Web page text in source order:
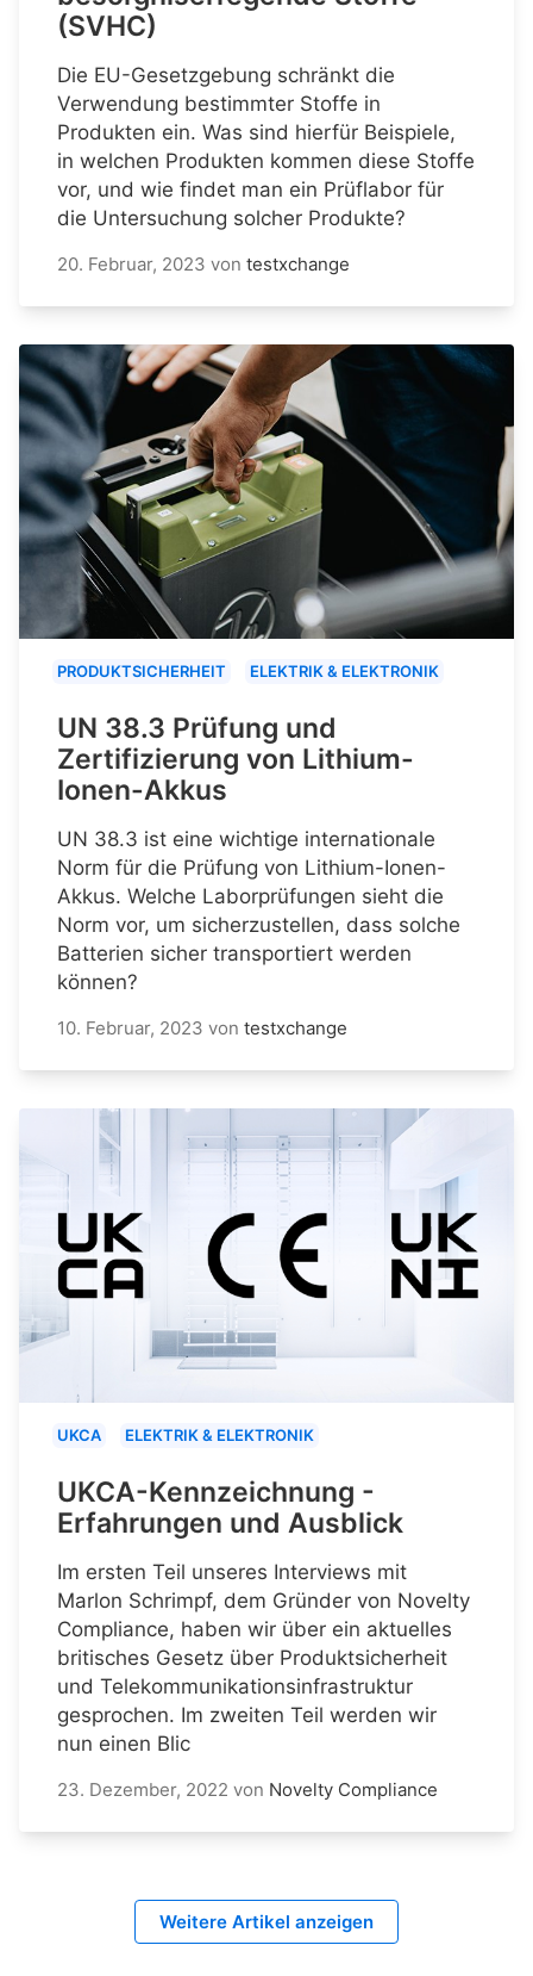
(SVHC)
Die EU-Gesetzgebung schränkt die
Verwendung bestimmter Stoffe in
Produkten ein. Was sind hierfür Beispiele,
in welchen Produkten kommen diese Stoffe
vor, und wie findet man ein Prüflabor für
die Untersuchung solcher Produkte?
20. Februar, 2023 von testxchange
PRODUKTSICHERHEIT ELEKTRIK & ELEKTRONIK
UN 38.3 Prüfung und
Zertifizierung von Lithium-
Ionen-Akkus
UN 38.3 ist eine wichtige internationale
Norm für die Prüfung von Lithium-Ionen-
Akkus. Welche Laborprüfungen sieht die
Norm vor, um sicherzustellen, dass solche
Batterien sicher transportiert werden
können?
10. Februar, 2023 von testxchange
UKCA ELEKTRIK & ELEKTRONIK
UKCA-Kennzeichnung -
Erfahrungen und Ausblick
Im ersten Teil unseres Interviews mit
Marlon Schrimpf, dem Gründer von Novelty
Compliance, haben wir über ein aktuelles
britisches Gesetz über Produktsicherheit
und Telekommunikationsinfrastruktur
gesprochen. Im zweiten Teil werden wir
nun einen Blic
23. Dezember, 2022 von Novelty Compliance
Weitere Artikel anzeigen